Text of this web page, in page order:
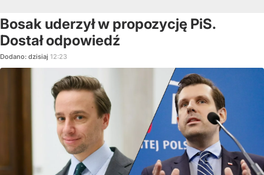
Bosak uderzył w propozycję PiS.
Dostał odpowiedź
Dodano: dzisiaj 12:23